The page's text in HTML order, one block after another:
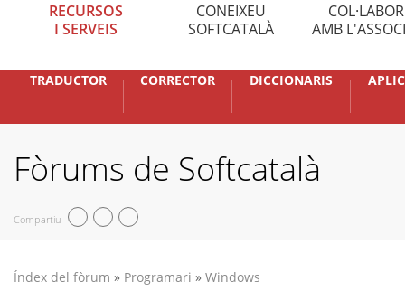
RECURSOS
I SERVEIS
CONEIXEU
SOFTCATALÀ
AMB
TRADUCTOR CORRECTOR DICCIONARIS
Fòrums de Softcatalà
Compartiu
Índex del fòrum » Programari » Windows